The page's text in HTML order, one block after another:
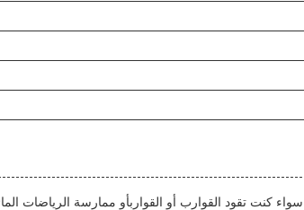
كنت تقود القوارب أو القواربأو ممارسة الرياضات